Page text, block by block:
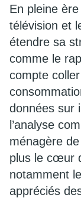
En pleine
télévision et
étendre sa
comme le
compte
données sur
l’analyse
ménagère
plus le cœur
notamment
appréciés